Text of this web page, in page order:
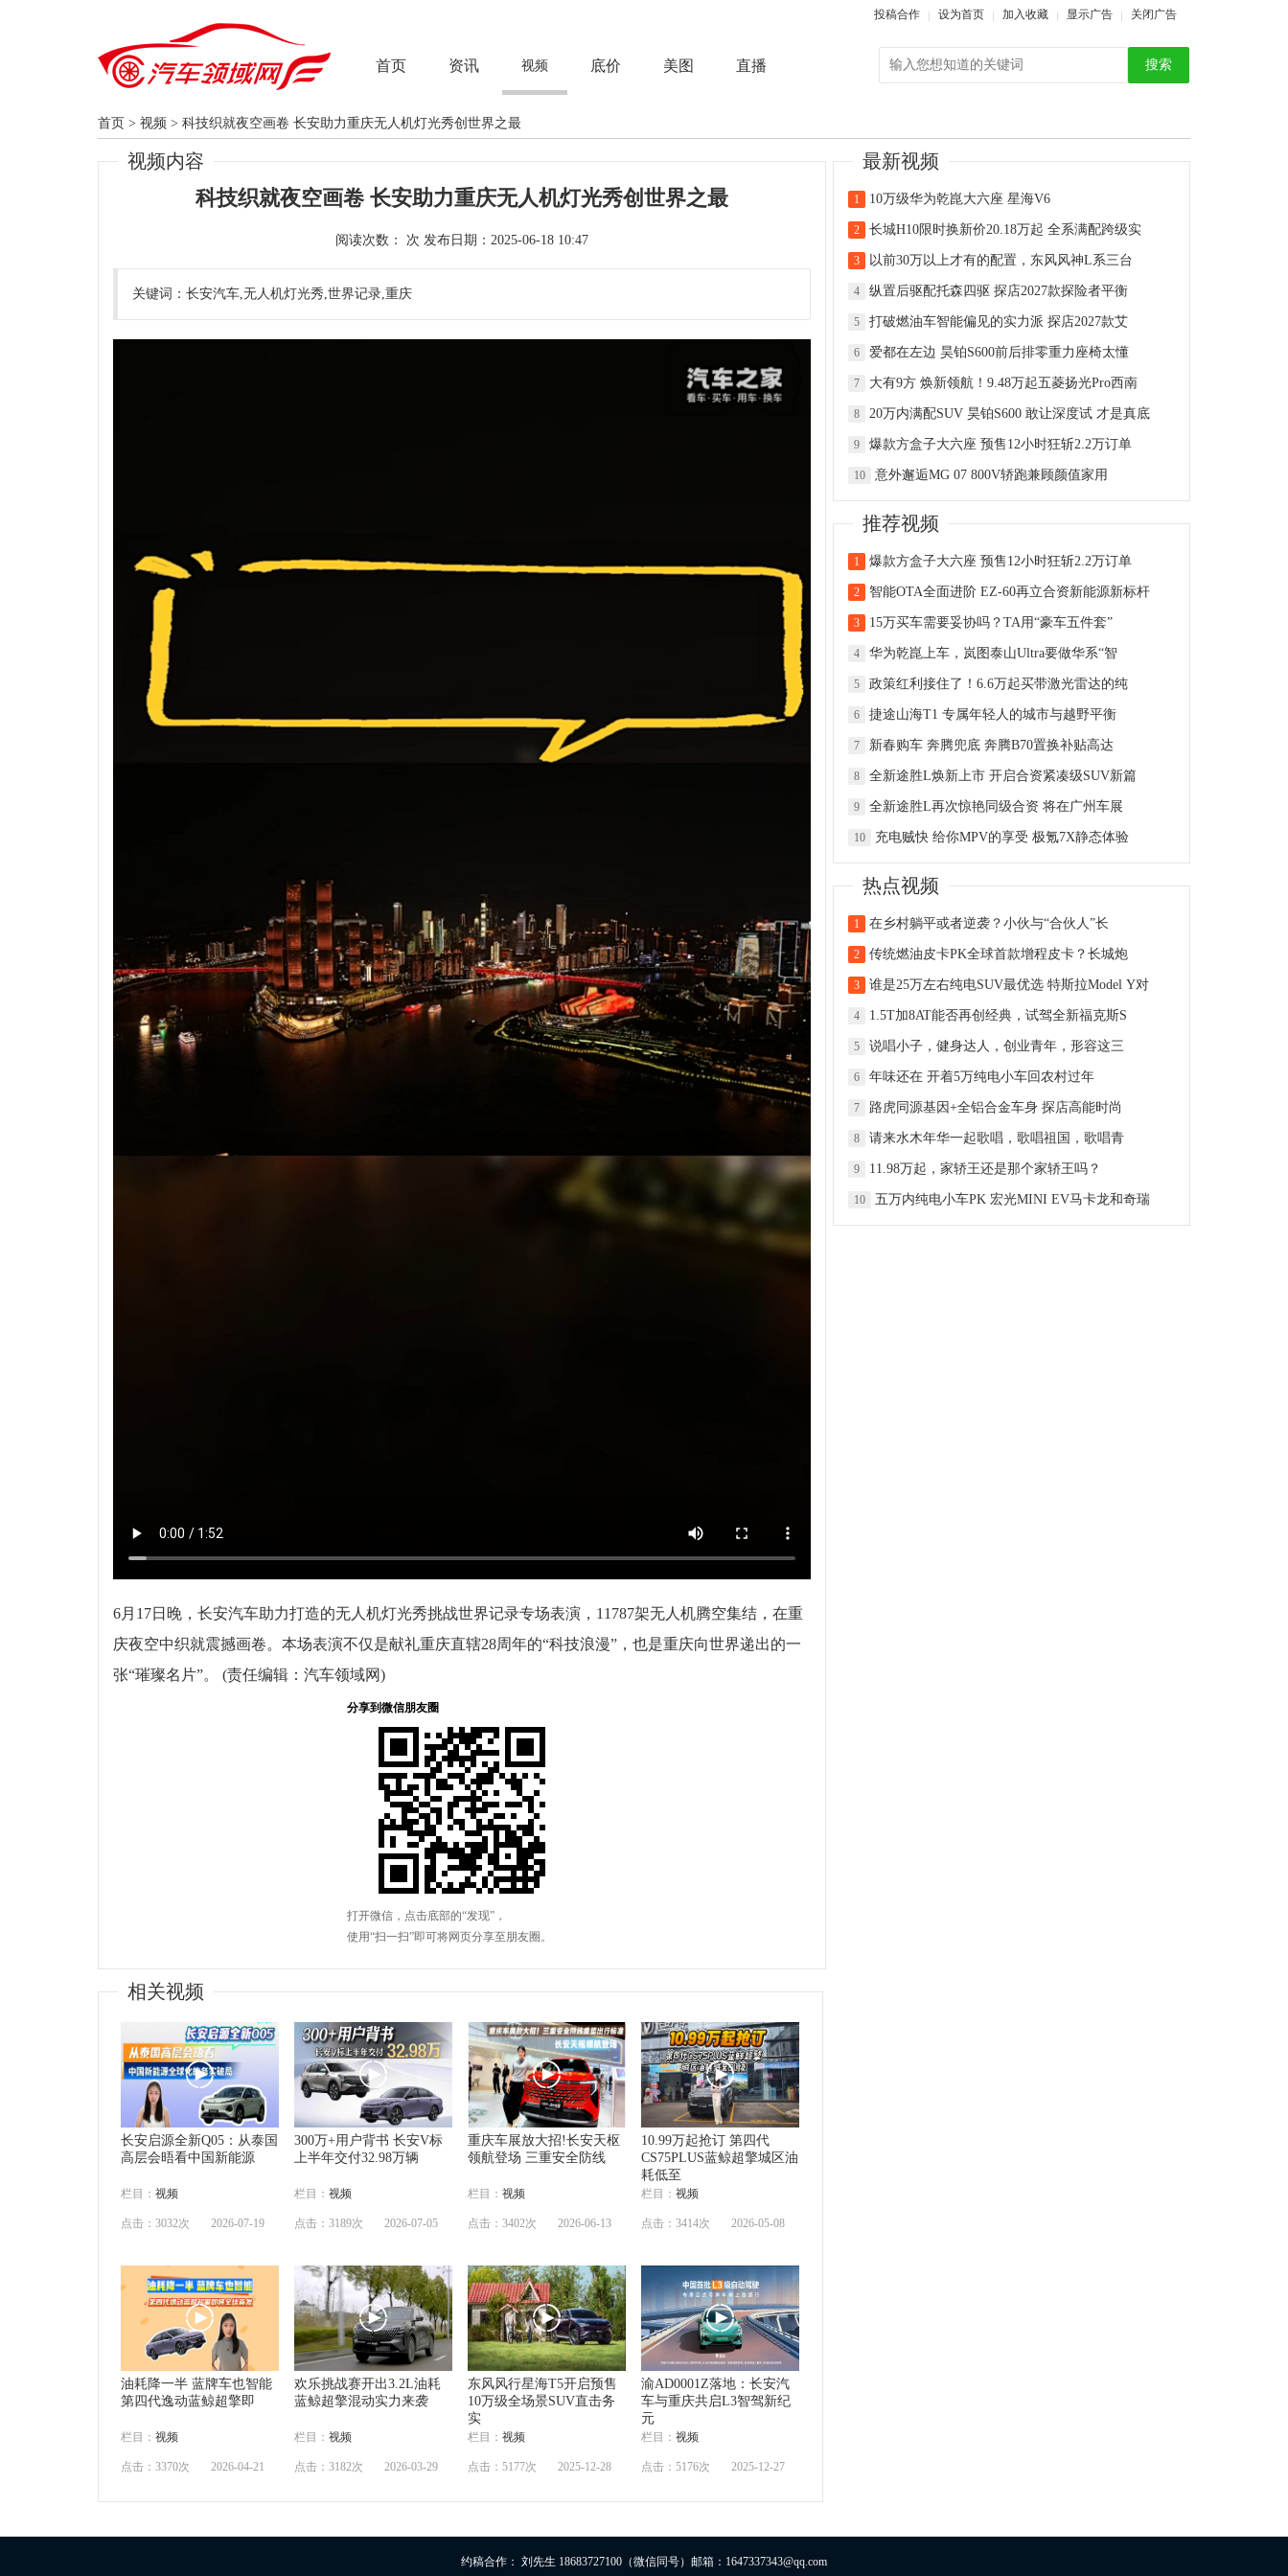
投稿合作 设为首页 加入收藏 显示广告 关闭广告
首页 资讯 视频 底价 美图 直播 搜索
首页 > 视频 > 科技织就夜空画卷 长安助力重庆无人机灯光秀创世界之最
视频内容
科技织就夜空画卷 长安助力重庆无人机灯光秀创世界之最
阅读次数： 次 发布日期：2025-06-18 10:47
关键词：长安汽车,无人机灯光秀,世界记录,重庆
6月17日晚，长安汽车助力打造的无人机灯光秀挑战世界记录专场表演，11787架无人机腾空集结，在重
庆夜空中织就震撼画卷。本场表演不仅是献礼重庆直辖28周年的“科技浪漫”，也是重庆向世界递出的一
张“璀璨名片”。 (责任编辑：汽车领域网)
相关视频
长安启源全新Q05：从泰国
高层会晤看中国新能源
栏目： 视频
点击：3032次 2026-07-19
300万+用户背书 长安V标
上半年交付32.98万辆
栏目： 视频
点击：3189次 2026-07-05
重庆车展放大招!长安天枢
领航登场 三重安全防线
栏目： 视频
点击：3402次 2026-06-13
10.99万起抢订 第四代
CS75PLUS蓝鲸超擎城区油
耗低至
栏目： 视频
点击：3414次 2026-05-08
油耗降一半 蓝牌车也智能
第四代逸动蓝鲸超擎即
栏目： 视频
点击：3370次 2026-04-21
欢乐挑战赛开出3.2L油耗
蓝鲸超擎混动实力来袭
栏目： 视频
点击：3182次 2026-03-29
东风风行星海T5开启预售
10万级全场景SUV直击务
实
栏目： 视频
点击：5177次 2025-12-28
渝AD0001Z落地：长安汽
车与重庆共启L3智驾新纪
元
栏目： 视频
点击：5176次 2025-12-27
最新视频
1 10万级华为乾崑大六座 星海V6
2 长城H10限时换新价20.18万起 全系满配跨级实
3 以前30万以上才有的配置，东风风神L系三台
4 纵置后驱配托森四驱 探店2027款探险者平衡
5 打破燃油车智能偏见的实力派 探店2027款艾
6 爱都在左边 昊铂S600前后排零重力座椅太懂
7 大有9方 焕新领航！9.48万起五菱扬光Pro西南
8 20万内满配SUV 昊铂S600 敢让深度试 才是真底
9 爆款方盒子大六座 预售12小时狂斩2.2万订单
10 意外邂逅MG 07 800V轿跑兼顾颜值家用
推荐视频
1 爆款方盒子大六座 预售12小时狂斩2.2万订单
2 智能OTA全面进阶 EZ-60再立合资新能源新标杆
3 15万买车需要妥协吗？TA用“豪车五件套”
4 华为乾崑上车，岚图泰山Ultra要做华系“智
5 政策红利接住了！6.6万起买带激光雷达的纯
6 捷途山海T1 专属年轻人的城市与越野平衡
7 新春购车 奔腾兜底 奔腾B70置换补贴高达
8 全新途胜L焕新上市 开启合资紧凑级SUV新篇
9 全新途胜L再次惊艳同级合资 将在广州车展
10 充电贼快 给你MPV的享受 极氪7X静态体验
热点视频
1 在乡村躺平或者逆袭？小伙与“合伙人”长
2 传统燃油皮卡PK全球首款增程皮卡？长城炮
3 谁是25万左右纯电SUV最优选 特斯拉Model Y对
4 1.5T加8AT能否再创经典，试驾全新福克斯S
5 说唱小子，健身达人，创业青年，形容这三
6 年味还在 开着5万纯电小车回农村过年
7 路虎同源基因+全铝合金车身 探店高能时尚
8 请来水木年华一起歌唱，歌唱祖国，歌唱青
9 11.98万起，家轿王还是那个家轿王吗？
10 五万内纯电小车PK 宏光MINI EV马卡龙和奇瑞
约稿合作： 刘先生 18683727100（微信同号）邮箱：1647337343@qq.com